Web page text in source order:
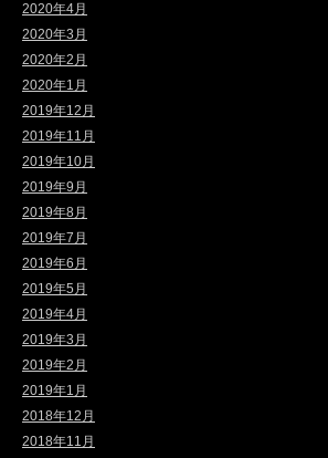
2020年4月
2020年3月
2020年2月
2020年1月
2019年12月
2019年11月
2019年10月
2019年9月
2019年8月
2019年7月
2019年6月
2019年5月
2019年4月
2019年3月
2019年2月
2019年1月
2018年12月
2018年11月